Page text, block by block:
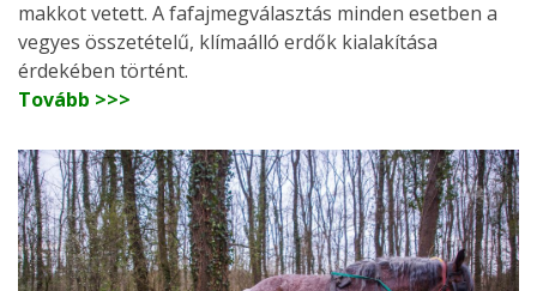
makkot vetett. A fafajmegválasztás minden esetben a
vegyes összetételű, klímaálló erdők kialakítása
érdekében történt.
Tovább >>>